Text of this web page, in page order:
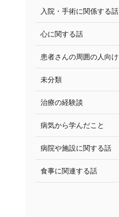
入院・手術に関係する話
心に関する話
患者さんの周囲の人向け
未分類
治療の経験談
病気から学んだこと
病院や施設に関する話
食事に関連する話